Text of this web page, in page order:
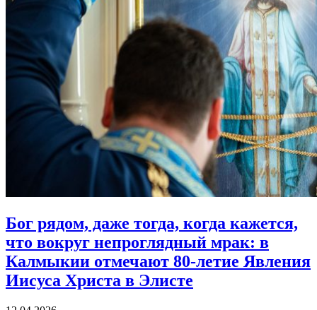
Бог рядом, даже тогда, когда кажется,
что вокруг непроглядный мрак: в
Калмыкии отмечают 80‑летие Явления
Иисуса Христа в Элисте